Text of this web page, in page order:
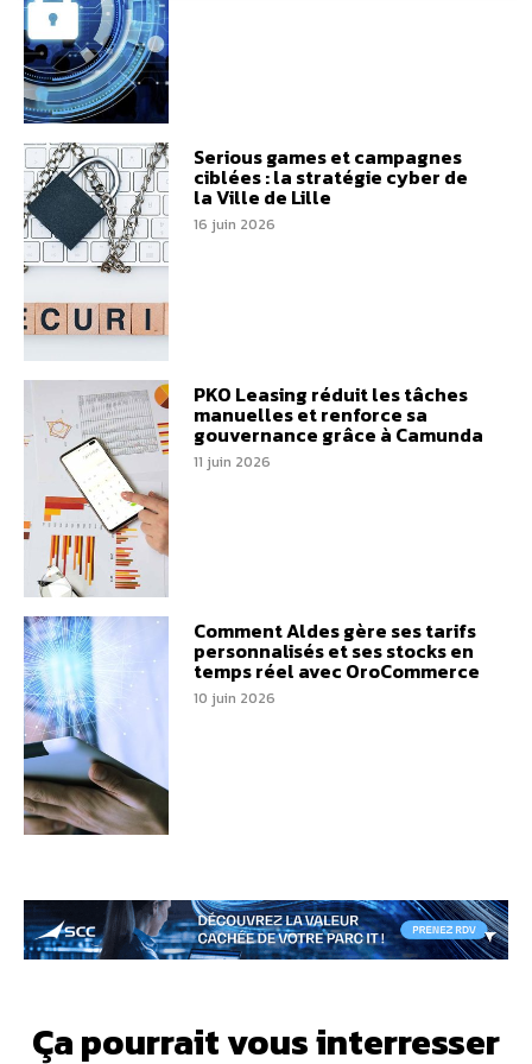
Serious games et campagnes
ciblées : la stratégie cyber de
la Ville de Lille
16 juin 2026
PKO Leasing réduit les tâches
manuelles et renforce sa
gouvernance grâce à Camunda
11 juin 2026
Comment Aldes gère ses tarifs
personnalisés et ses stocks en
temps réel avec OroCommerce
10 juin 2026
Ça pourrait vous interresser